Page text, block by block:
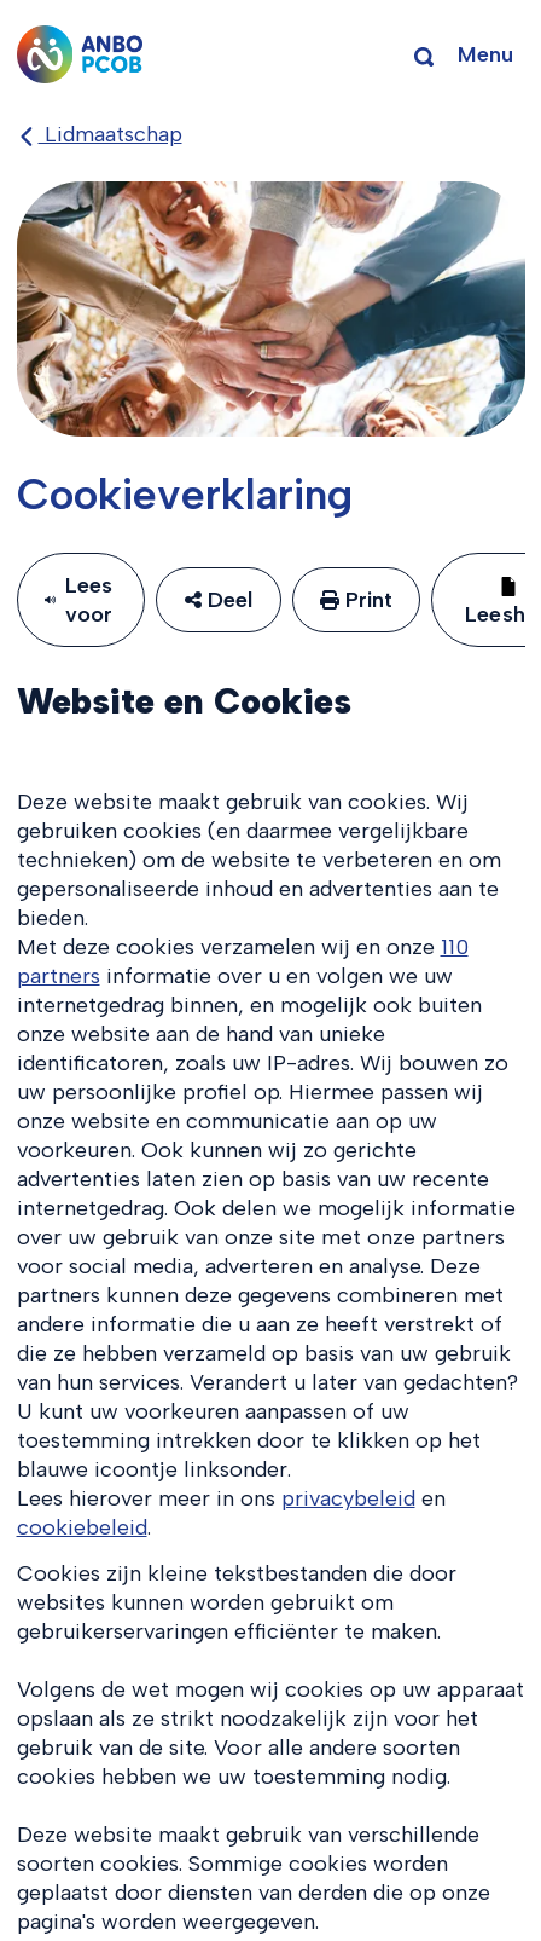
Menu
Lidmaatschap
Cookieverklaring
Lees
voor
Deel Print
Website en Cookies
Deze website maakt gebruik van cookies. Wij
gebruiken cookies (en daarmee vergelijkbare
technieken) om de website te verbeteren en om
gepersonaliseerde inhoud en advertenties aan te
bieden.
Met deze cookies verzamelen wij en onze 110
partners informatie over u en volgen we uw
internetgedrag binnen, en mogelijk ook buiten
onze website aan de hand van unieke
identificatoren, zoals uw IP-adres. Wij bouwen zo
uw persoonlijke profiel op. Hiermee passen wij
onze website en communicatie aan op uw
voorkeuren. Ook kunnen wij zo gerichte
advertenties laten zien op basis van uw recente
internetgedrag. Ook delen we mogelijk informatie
over uw gebruik van onze site met onze partners
voor social media, adverteren en analyse. Deze
partners kunnen deze gegevens combineren met
andere informatie die u aan ze heeft verstrekt of
die ze hebben verzameld op basis van uw gebruik
van hun services. Verandert u later van gedachten?
U kunt uw voorkeuren aanpassen of uw
toestemming intrekken door te klikken op het
blauwe icoontje linksonder.
Lees hierover meer in ons privacybeleiden
cookiebeleid.
Cookies zijn kleine tekstbestanden die door
websites kunnen worden gebruikt om
gebruikerservaringen efficiënter te maken.
Volgens de wet mogen wij cookies op uw apparaat
opslaan als ze strikt noodzakelijk zijn voor het
gebruik van de site. Voor alle andere soorten
cookies hebben we uw toestemming nodig.
Deze website maakt gebruik van verschillende
soorten cookies. Sommige cookies worden
geplaatst door diensten van derden die op onze
pagina's worden weergegeven.